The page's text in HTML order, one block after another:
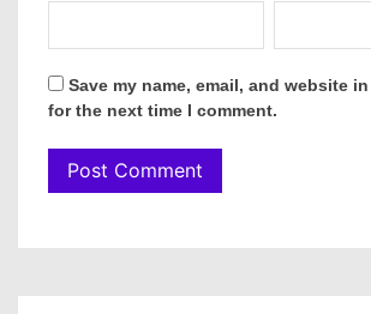
Save my name, email, and website
for the next time I comment.